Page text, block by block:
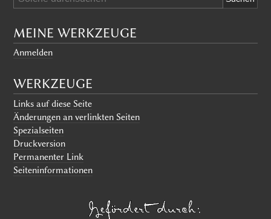
MEINE WERKZEUGE
Anmelden
WERKZEUGE
Links auf diese Seite
Änderungen an verlinkten Seiten
Spezialseiten
Druckversion
Permanenter Link
Seiten­informationen